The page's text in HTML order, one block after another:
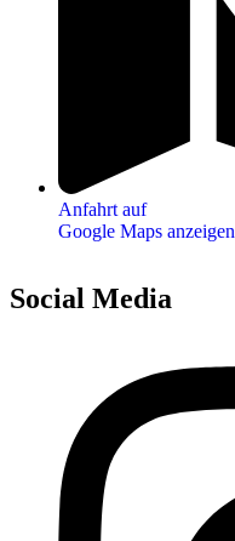
Anfahrt auf
Google Maps anzeigen
Social Media